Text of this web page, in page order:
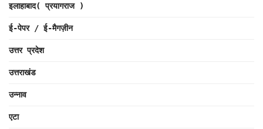
इलाहाबाद( प्रयागराज )
ई-पेपर / ई-मैगज़ीन
उत्तर प्रदेश
उत्तराखंड
उन्नाव
एटा